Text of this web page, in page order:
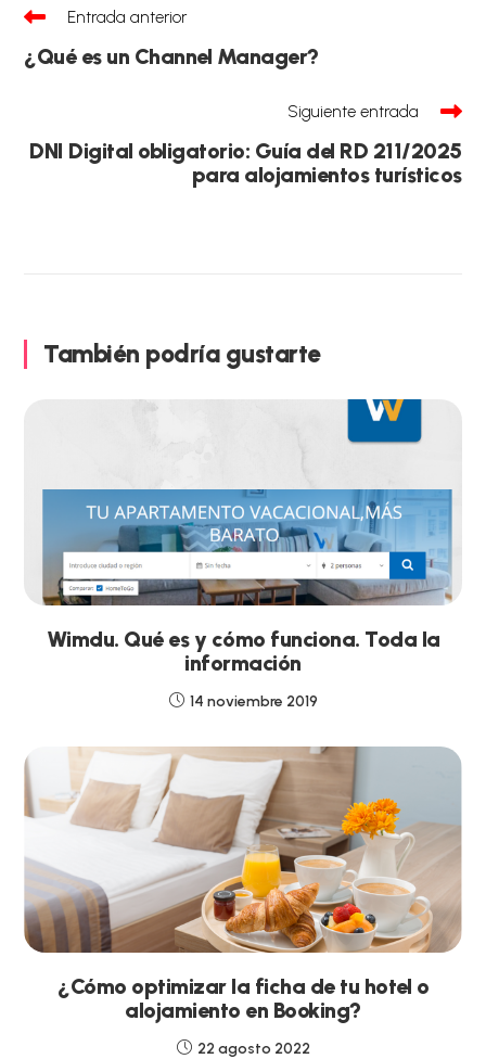
Leer
más
artículos
Entrada anterior
¿Qué es un Channel Manager?
Siguiente entrada
DNI Digital obligatorio: Guía del RD 211/2025
para alojamientos turísticos
También podría gustarte
Wimdu. Qué es y cómo funciona. Toda la
información
14 noviembre 2019
¿Cómo optimizar la ficha de tu hotel o
alojamiento en Booking?
22 agosto 2022